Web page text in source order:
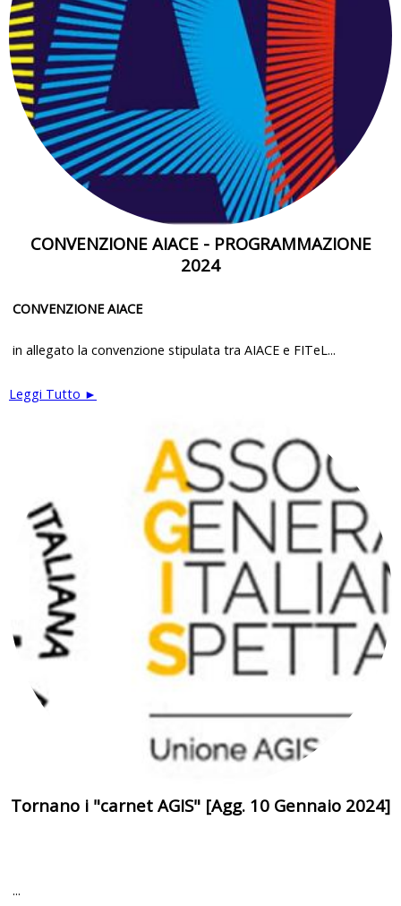
CONVENZIONE AIACE - PROGRAMMAZIONE
2024
CONVENZIONE AIACE
in allegato la convenzione stipulata tra AIACE e FITeL...
Leggi Tutto ►
Tornano i "carnet AGIS" [Agg. 10 Gennaio 2024]
...